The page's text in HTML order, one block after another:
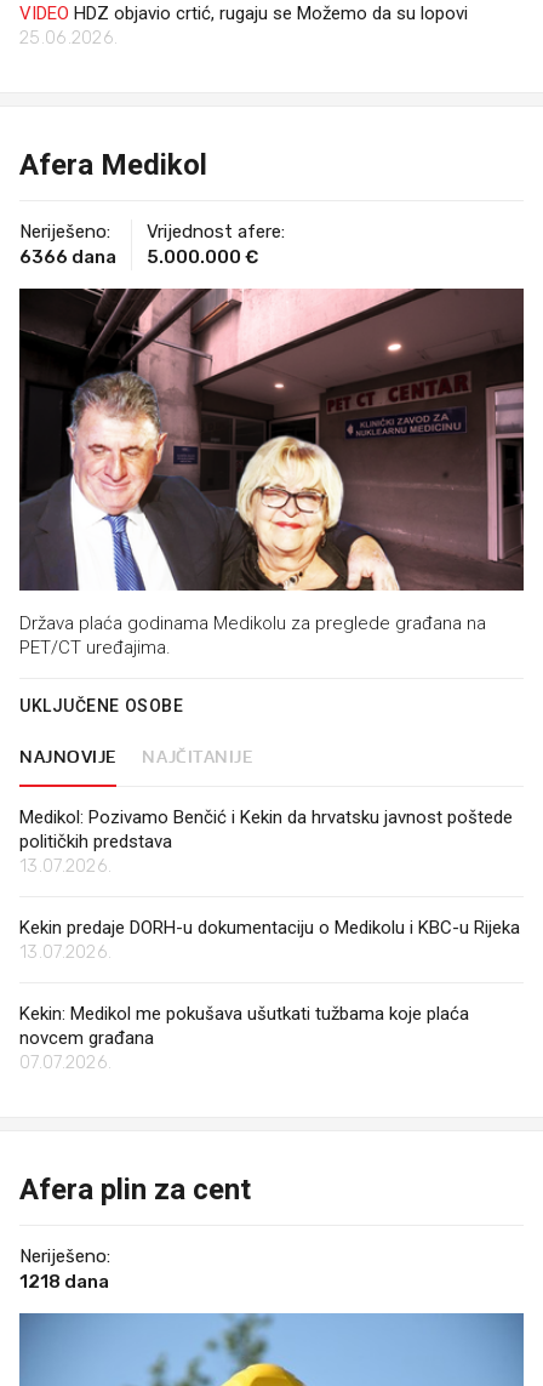
VIDEO HDZ objavio crtić, rugaju se Možemo da su lopovi
25.06.2026.
Afera Medikol
Neriješeno:
6366 dana
Vrijednost afere:
5.000.000 €
Država plaća godinama Medikolu za preglede građana na
PET/CT uređajima.
UKLJUČENE OSOBE
NAJNOVIJE NAJČITANIJE
Medikol: Pozivamo Benčić i Kekin da hrvatsku javnost poštede
političkih predstava
13.07.2026.
Kekin predaje DORH-u dokumentaciju o Medikolu i KBC-u Rijeka
13.07.2026.
Kekin: Medikol me pokušava ušutkati tužbama koje plaća
novcem građana
07.07.2026.
Afera plin za cent
Neriješeno:
1218 dana